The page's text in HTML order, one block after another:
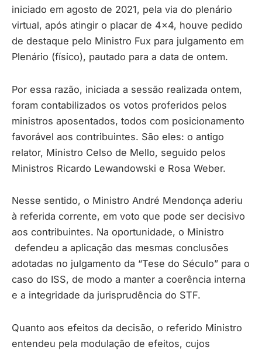
iniciado em agosto de 2021, pela via do plenário
virtual, após atingir o placar de 4×4, houve pedido
de destaque pelo Ministro Fux para julgamento em
Plenário (físico), pautado para a data de ontem.
Por essa razão, iniciada a sessão realizada ontem,
foram contabilizados os votos proferidos pelos
ministros aposentados, todos com posicionamento
favorável aos contribuintes. São eles: o antigo
relator, Ministro Celso de Mello, seguido pelos
Ministros Ricardo Lewandowski e Rosa Weber.
Nesse sentido, o Ministro André Mendonça aderiu
à referida corrente, em voto que pode ser decisivo
aos contribuintes. Na oportunidade, o Ministro
defendeu a aplicação das mesmas conclusões
adotadas no julgamento da “Tese do Século” para o
caso do ISS, de modo a manter a coerência interna
e a integridade da jurisprudência do STF.
Quanto aos efeitos da decisão, o referido Ministro
entendeu pela modulação de efeitos, cujos